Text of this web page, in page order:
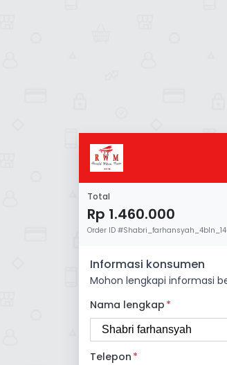
Total
Rp 1.460.000
Order ID #
Informasi konsumen
Mohon lengkapi informasi
Nama lengkap *
Telepon *